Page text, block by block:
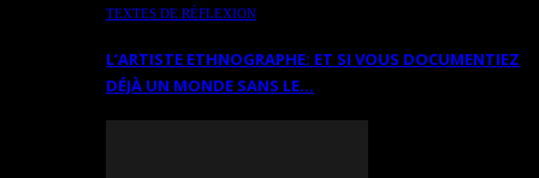
TEXTES DE RÉFLEXION
L’ARTISTE ETHNOGRAPHE: ET SI VOUS DOCUMENTIEZ
DÉJÀ UN MONDE SANS LE…